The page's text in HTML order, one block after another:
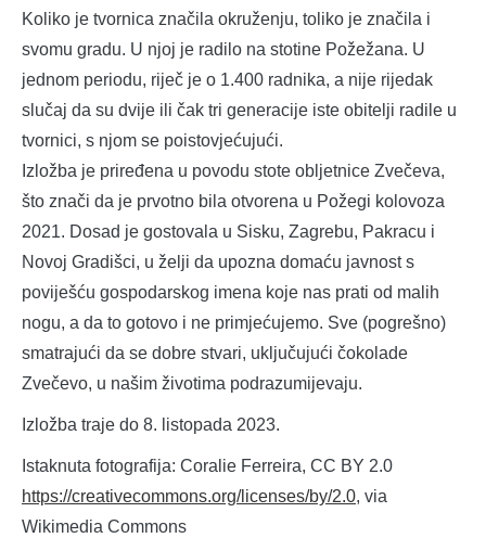
Koliko je tvornica značila okruženju, toliko je značila i
svomu gradu. U njoj je radilo na stotine Požežana. U
jednom periodu, riječ je o 1.400 radnika, a nije rijedak
slučaj da su dvije ili čak tri generacije iste obitelji radile u
tvornici, s njom se poistovjećujući.
Izložba je priređena u povodu stote obljetnice Zvečeva,
što znači da je prvotno bila otvorena u Požegi kolovoza
2021. Dosad je gostovala u Sisku, Zagrebu, Pakracu i
Novoj Gradišci, u želji da upozna domaću javnost s
poviješću gospodarskog imena koje nas prati od malih
nogu, a da to gotovo i ne primjećujemo. Sve (pogrešno)
smatrajući da se dobre stvari, uključujući čokolade
Zvečevo, u našim životima podrazumijevaju.
Izložba traje do 8. listopada 2023.
Istaknuta fotografija: Coralie Ferreira, CC BY 2.0
https://creativecommons.org/licenses/by/2.0, via
Wikimedia Commons